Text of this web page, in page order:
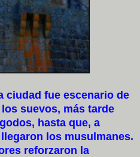
fue escenario de
suevos, más tarde
hasta que, a
los musulmanes.
reforzaron la